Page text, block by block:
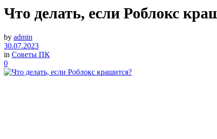
Что делать, если Роблокс
by admin
30.07.2023
in Советы ПК
0